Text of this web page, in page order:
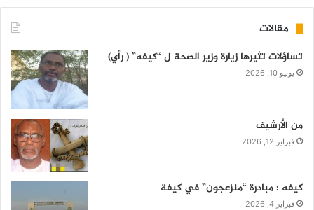
مقالات
تساؤلات تثيرها زيارة وزير الصحة ل “كيفه” ( رأي)
يونيو 10, 2026
من الأرشيف
فبراير 12, 2026
كيفه : مبادرة “منزعجون” في كيفة
فبراير 4, 2026